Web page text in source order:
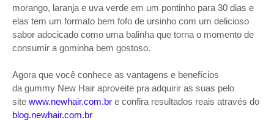
morango, laranja e uva verde em um pontinho para 30 dias e
elas tem um formato bem fofo de ursinho com um delicioso
sabor adocicado como uma balinha que torna o momento de
consumir a gominha bem gostoso.
Agora que você conhece as vantagens e benefícios
da gummy New Hair aproveite pra adquirir as suas pelo
site www.newhair.com.br e confira resultados reais através do
blog.newhair.com.br